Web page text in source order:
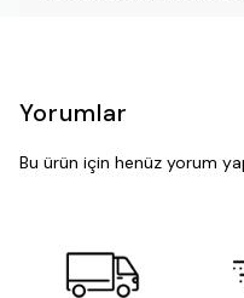
Yorumlar
Bu ürün için henüz yorum